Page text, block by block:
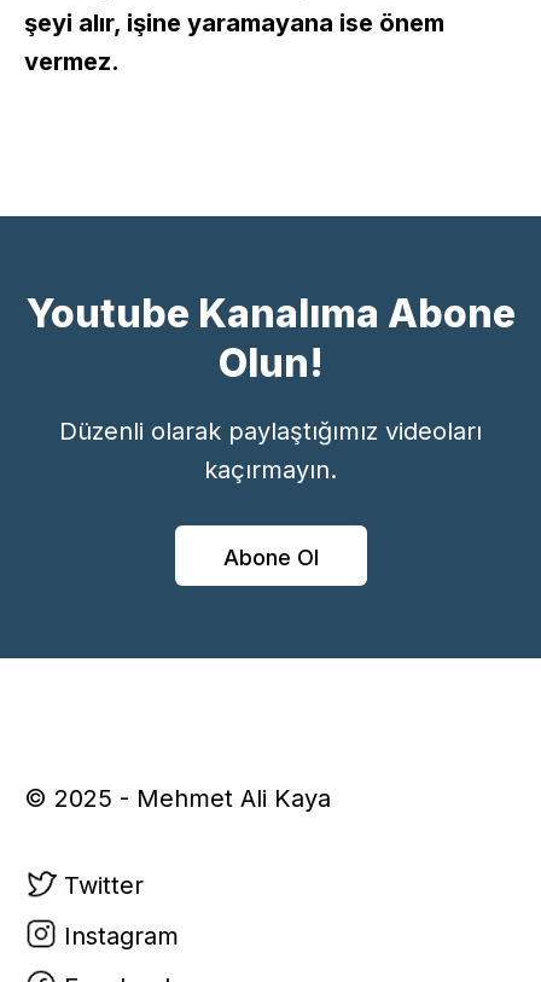
şeyi alır, işine yaramayana ise önem
vermez.
Youtube Kanalıma Abone
Olun!
Düzenli olarak paylaştığımız videoları
kaçırmayın.
Abone Ol
© 2025 - Mehmet Ali Kaya
Twitter
Instagram